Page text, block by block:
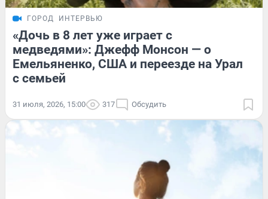
ГОРОД ИНТЕРВЬЮ
«Дочь в 8 лет уже играет с
медведями»: Джефф Монсон — о
Емельяненко, США и переезде на Урал
с семьей
31 июля, 2026, 15:00 317 Обсудить